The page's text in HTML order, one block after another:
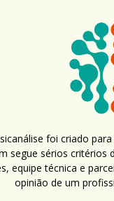
foi criado
segue sérios critérios
equipe técnica e
opinião de um